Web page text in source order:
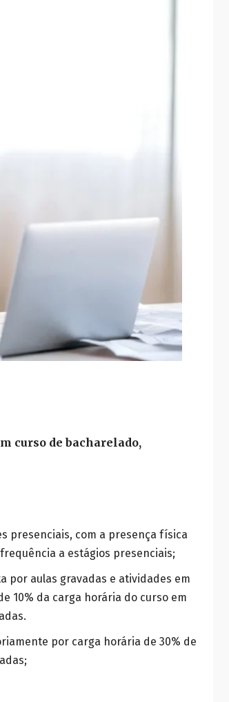
curso de bacharelado,
presenciais, com a presença física
a estágios presenciais;
por aulas gravadas e atividades em
10% da carga horária do curso em
por carga horária de 30% de